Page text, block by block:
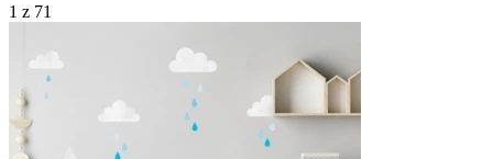
1 z 71